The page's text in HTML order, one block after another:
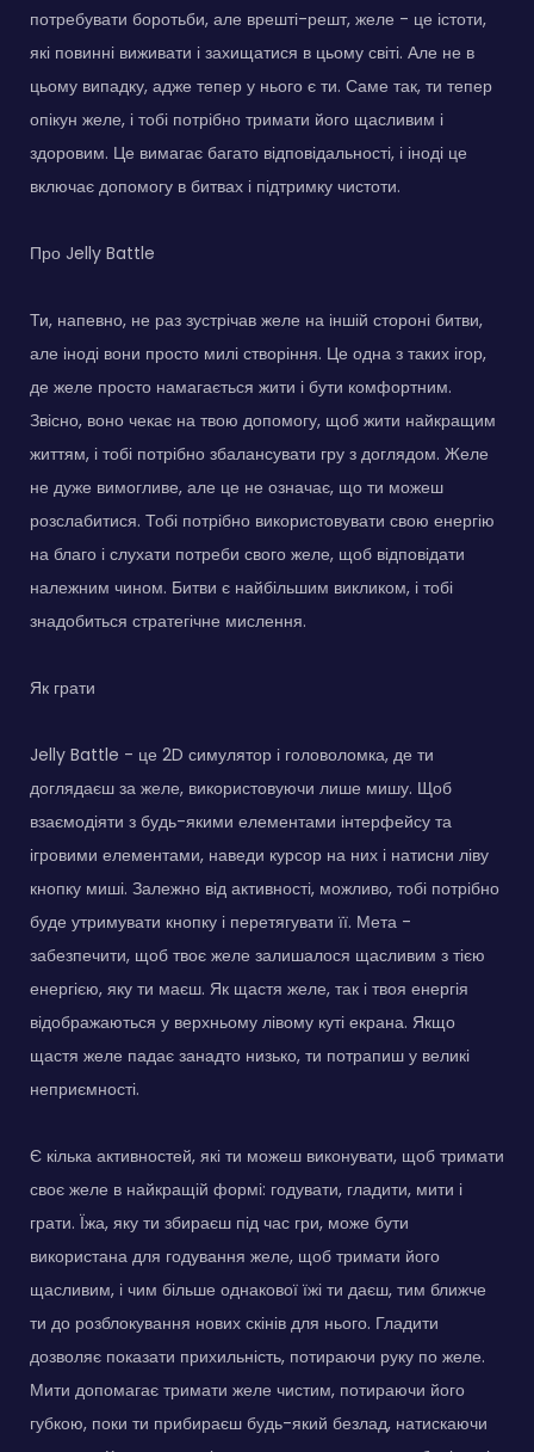
потребувати боротьби, але врешті-решт, желе - це істоти,
які повинні виживати і захищатися в цьому світі. Але не в
цьому випадку, адже тепер у нього є ти. Саме так, ти тепер
опікун желе, і тобі потрібно тримати його щасливим і
здоровим. Це вимагає багато відповідальності, і іноді це
включає допомогу в битвах і підтримку чистоти.
Про Jelly Battle
Ти, напевно, не раз зустрічав желе на іншій стороні битви,
але іноді вони просто милі створіння. Це одна з таких ігор,
де желе просто намагається жити і бути комфортним.
Звісно, воно чекає на твою допомогу, щоб жити найкращим
життям, і тобі потрібно збалансувати гру з доглядом. Желе
не дуже вимогливе, але це не означає, що ти можеш
розслабитися. Тобі потрібно використовувати свою енергію
на благо і слухати потреби свого желе, щоб відповідати
належним чином. Битви є найбільшим викликом, і тобі
знадобиться стратегічне мислення.
Як грати
Jelly Battle - це 2D симулятор і головоломка, де ти
доглядаєш за желе, використовуючи лише мишу. Щоб
взаємодіяти з будь-якими елементами інтерфейсу та
ігровими елементами, наведи курсор на них і натисни ліву
кнопку миші. Залежно від активності, можливо, тобі потрібно
буде утримувати кнопку і перетягувати її. Мета -
забезпечити, щоб твоє желе залишалося щасливим з тією
енергією, яку ти маєш. Як щастя желе, так і твоя енергія
відображаються у верхньому лівому куті екрана. Якщо
щастя желе падає занадто низько, ти потрапиш у великі
неприємності.
Є кілька активностей, які ти можеш виконувати, щоб тримати
своє желе в найкращій формі: годувати, гладити, мити і
грати. Їжа, яку ти збираєш під час гри, може бути
використана для годування желе, щоб тримати його
щасливим, і чим більше однакової їжі ти даєш, тим ближче
ти до розблокування нових скінів для нього. Гладити
дозволяє показати прихильність, потираючи руку по желе.
Мити допомагає тримати желе чистим, потираючи його
губкою, поки ти прибираєш будь-який безлад, натискаючи